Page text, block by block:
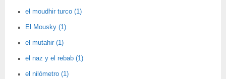
el moudhir turco (1)
El Mousky (1)
el mutahir (1)
el naz y el rebab (1)
el nilómetro (1)